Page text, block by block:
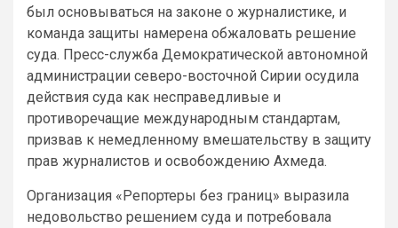
был основываться на законе о журналистике, и
команда защиты намерена обжаловать решение
суда. Пресс-служба Демократической автономной
администрации северо-восточной Сирии осудила
действия суда как несправедливые и
противоречащие международным стандартам,
призвав к немедленному вмешательству в защиту
прав журналистов и освобождению Ахмеда.
Организация «Репортеры без границ» выразила
недовольство решением суда и потребовала